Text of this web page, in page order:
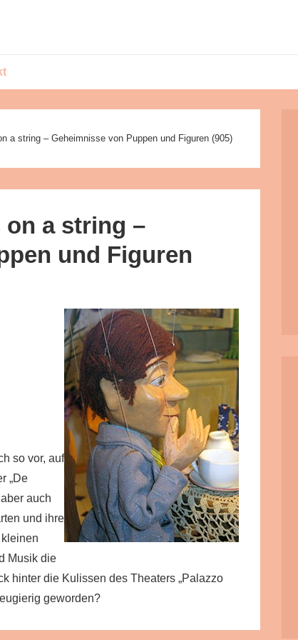
a string – Geheimnisse von Puppen und Figuren (905)
on a string –
und Figuren
so vor, auf
„De
auch
und ihre
Musik die
hinter die Kulissen des Theaters „Palazzo
geworden?